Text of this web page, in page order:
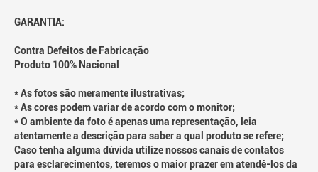
GARANTIA:
Contra Defeitos de Fabricação
Produto 100% Nacional
* As fotos são meramente ilustrativas;
* As cores podem variar de acordo com o monitor;
* O ambiente da foto é apenas uma representação, leia
atentamente a descrição para saber a qual produto se refere;
Caso tenha alguma dúvida utilize nossos canais de contatos
para esclarecimentos, teremos o maior prazer em atendê-los da